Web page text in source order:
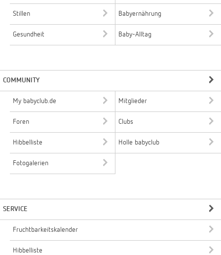
Stillen Babyernährung
Gesundheit Baby-Alltag
COMMUNITY
My babyclub.de Mitglieder
Foren Clubs
Hibbelliste Holle babyclub
Fotogalerien
SERVICE
Fruchtbarkeitskalender
Hibbelliste